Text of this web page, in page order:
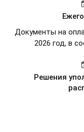
Документы на
2026 год, в
Решения